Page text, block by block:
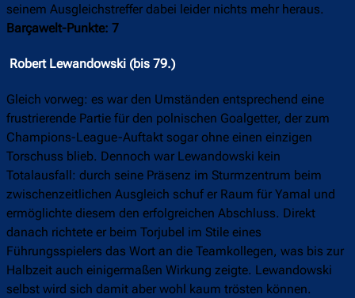
seinem Ausgleichstreffer dabei leider nichts mehr heraus.
Barçawelt-Punkte: 7
Robert Lewandowski (bis 79.)
Gleich vorweg: es war den Umständen entsprechend eine
frustrierende Partie für den polnischen Goalgetter, der zum
Champions-League-Auftakt sogar ohne einen einzigen
Torschuss blieb. Dennoch war Lewandowski kein
Totalausfall: durch seine Präsenz im Sturmzentrum beim
zwischenzeitlichen Ausgleich schuf er Raum für Yamal und
ermöglichte diesem den erfolgreichen Abschluss. Direkt
danach richtete er beim Torjubel im Stile eines
Führungsspielers das Wort an die Teamkollegen, was bis zur
Halbzeit auch einigermaßen Wirkung zeigte. Lewandowski
selbst wird sich damit aber wohl kaum trösten können.